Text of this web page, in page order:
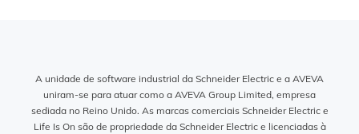
A unidade de software industrial da Schneider Electric e a AVEVA
uniram-se para atuar como a AVEVA Group Limited, empresa
sediada no Reino Unido. As marcas comerciais Schneider Electric e
Life Is On são de propriedade da Schneider Electric e licenciadas à